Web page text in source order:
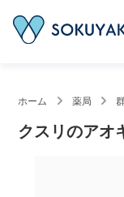
ホーム 薬局
クスリのア